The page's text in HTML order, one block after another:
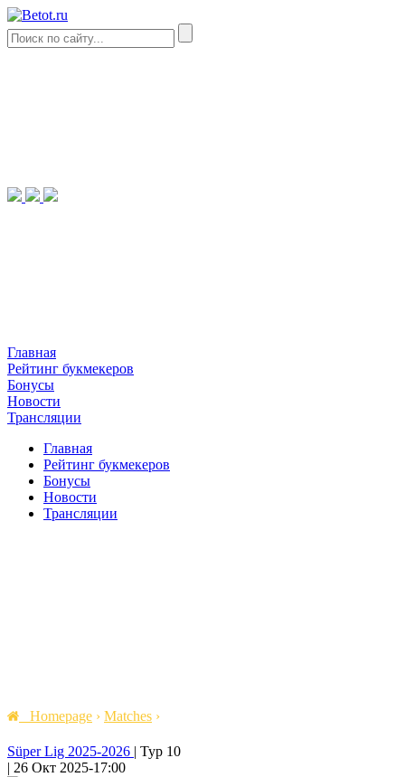
Главная
Рейтинг букмекеров
Бонусы
Новости
Трансляции
Главная
Рейтинг букмекеров
Бонусы
Новости
Трансляции
Homepage › Matches ›
Süper Lig 2025-2026 | Тур 10
| 26 Окт 2025-17:00